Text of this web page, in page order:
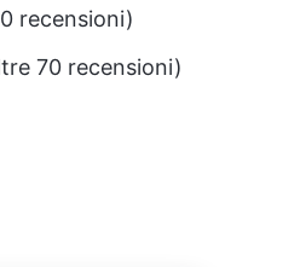
recensioni)
70 recensioni)